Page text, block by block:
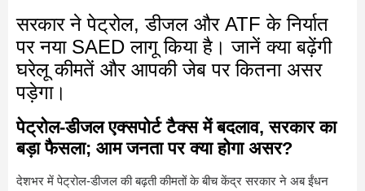
सरकार ने पेट्रोल, डीजल और ATF के निर्यात
पर नया SAED लागू किया है। जानें क्या बढ़ेंगी
घरेलू कीमतें और आपकी जेब पर कितना असर
पड़ेगा।
पेट्रोल-डीजल एक्सपोर्ट टैक्स में बदलाव, सरकार का
बड़ा फैसला; आम जनता पर क्या होगा असर?
देशभर में पेट्रोल-डीजल की बढ़ती कीमतों के बीच केंद्र सरकार ने अब ईंधन